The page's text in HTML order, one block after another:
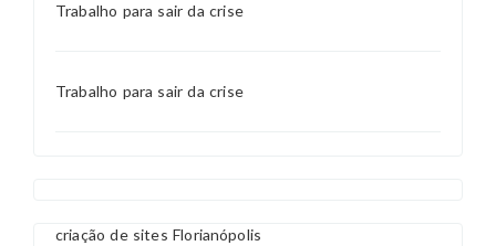
Trabalho para sair da crise
Trabalho para sair da crise
criação de sites Florianópolis